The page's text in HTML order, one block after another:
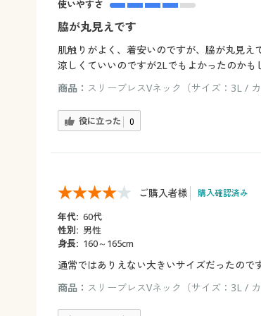
使いやすさ
脇が丸見えです
肌触りがよく、着安いのですが、脇が丸見え
涼しくていいのですが2Lでもよかったのかも
商品： スリーブレスVネック（サイズ：3L / カ
役に立った 0
ご購入者様 購入確認済み
年代: 60代
性別: 男性
身長: 160～165cm
通常ではありえない大きいサイズだったの
商品： スリーブレスVネック（サイズ：3L /